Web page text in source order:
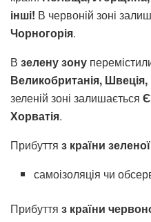
інші! В червоній зоні
Чорногорія.
В зелену зону
Великобританія, Швеція,
зеленій зоні залишається
Хорватія.
Прибуття з країни
самоізоляція чи
Прибуття з країни